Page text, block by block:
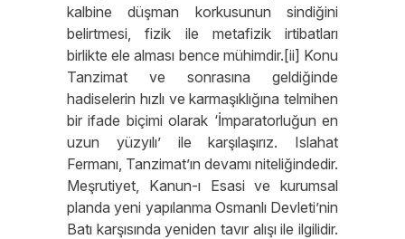
kalbine düşman korkusunun sindiğini
belirtmesi, fizik ile metafizik irtibatları
birlikte ele alması bence mühimdir.[ii] Konu
Tanzimat ve sonrasına geldiğinde
hadiselerin hızlı ve karmaşıklığına telmihen
bir ifade biçimi olarak ‘İmparatorluğun en
uzun yüzyılı’ ile karşılaşırız. Islahat
Fermanı, Tanzimat’ın devamı niteliğindedir.
Meşrutiyet, Kanun-ı Esasi ve kurumsal
planda yeni yapılanma Osmanlı Devleti’nin
Batı karşısında yeniden tavır alışı ile ilgilidir.